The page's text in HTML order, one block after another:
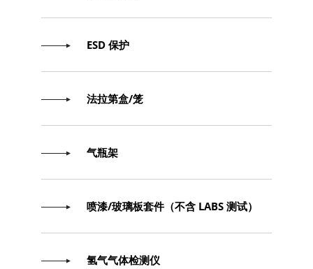
ESD 保护
法拉第盒/笼
气瓶架
喷漆/玻璃板套件（不含 LABS 测试）
氢气气体检测仪